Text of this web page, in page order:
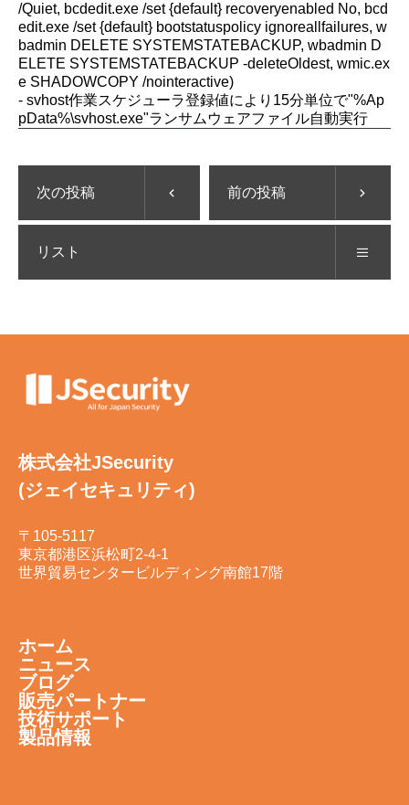
/Quiet, bcdedit.exe /set {default} recoveryenabled No, bcd
edit.exe /set {default} bootstatuspolicy ignoreallfailures, w
badmin DELETE SYSTEMSTATEBACKUP, wbadmin D
ELETE SYSTEMSTATEBACKUP -deleteOldest, wmic.ex
e SHADOWCOPY /nointeractive)
- svhost作業スケジューラ登録値により15分単位で"%Ap
pData%\svhost.exe"ランサムウェアファイル自動実行
次の投稿 前の投稿
リスト
株式会社JSecurity
(ジェイセキュリティ)
〒105-5117
東京都港区浜松町2-4-1
世界貿易センタービルディング南館17階
ホーム
ニュース
ブログ
販売パートナー
技術サポート
製品情報